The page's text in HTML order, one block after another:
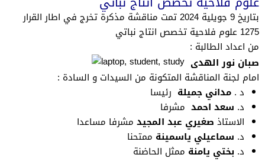
بتاريخ 9 جويلية 2024 تمت مناقشة مذكرة تخرج في اطار القرار
1275 علوم فلاحية تخصص انتاج نباتي
من اعداد الطالبة :
صبان نور الهدى
امام لجنة المناقشة المتكونة من السيدات و السادة :
د . مداني جميلة رئيسا
د. سعد احمد مشرفا
الاستاذ صغيري عبد المجيد مشرفا مساعدا
د. سماعيلي ياسمينة ممتحنا
د. بختي يامنة ممثل الحاضنة